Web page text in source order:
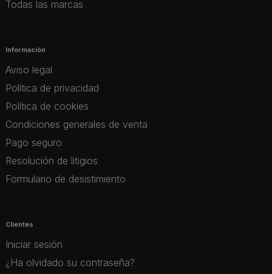
Todas las marcas
Información
Aviso legal
Política de privacidad
Política de cookies
Condiciones generales de venta
Pago seguro
Resolución de litigios
Formulario de desistimiento
Clientes
Iniciar sesión
¿Ha olvidado su contraseña?